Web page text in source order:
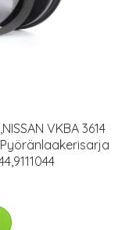
VKBA 3614
Pyöränlaakerisarja